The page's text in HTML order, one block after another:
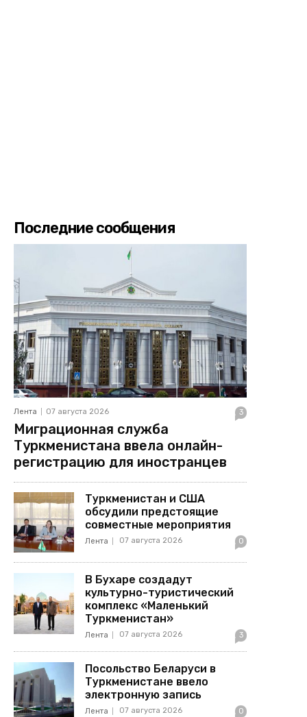
Последние сообщения
Лента 07 августа 2026 3
Миграционная служба
Туркменистана ввела онлайн-
регистрацию для иностранцев
Туркменистан и США
обсудили предстоящие
совместные мероприятия
Лента 07 августа 2026 0
В Бухаре создадут
культурно-туристический
комплекс «Маленький
Туркменистан»
Лента 07 августа 2026 3
Посольство Беларуси в
Туркменистане ввело
электронную запись
Лента 07 августа 2026 0